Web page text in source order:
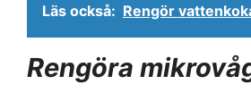
Läs också: Rengör
Rengöra